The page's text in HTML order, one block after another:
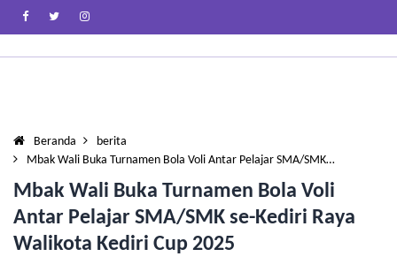
Beranda
berita
Mbak Wali Buka Turnamen Bola Voli Antar Pelajar SMA/SMK…
Mbak Wali Buka Turnamen Bola Voli
Antar Pelajar SMA/SMK se-Kediri Raya
Walikota Kediri Cup 2025